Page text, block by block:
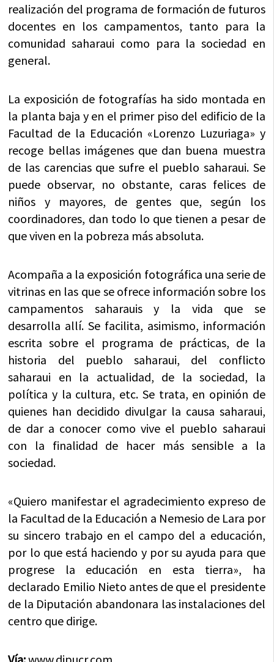
realización del programa de formación de futuros
docentes en los campamentos, tanto para la
comunidad saharaui como para la sociedad en
general.
La exposición de fotografías ha sido montada en
la planta baja y en el primer piso del edificio de la
Facultad de la Educación «Lorenzo Luzuriaga» y
recoge bellas imágenes que dan buena muestra
de las carencias que sufre el pueblo saharaui. Se
puede observar, no obstante, caras felices de
niños y mayores, de gentes que, según los
coordinadores, dan todo lo que tienen a pesar de
que viven en la pobreza más absoluta.
Acompaña a la exposición fotográfica una serie de
vitrinas en las que se ofrece información sobre los
campamentos saharauis y la vida que se
desarrolla allí. Se facilita, asimismo, información
escrita sobre el programa de prácticas, de la
historia del pueblo saharaui, del conflicto
saharaui en la actualidad, de la sociedad, la
política y la cultura, etc. Se trata, en opinión de
quienes han decidido divulgar la causa saharaui,
de dar a conocer como vive el pueblo saharaui
con la finalidad de hacer más sensible a la
sociedad.
«Quiero manifestar el agradecimiento expreso de
la Facultad de la Educación a Nemesio de Lara por
su sincero trabajo en el campo del a educación,
por lo que está haciendo y por su ayuda para que
progrese la educación en esta tierra», ha
declarado Emilio Nieto antes de que el presidente
de la Diputación abandonara las instalaciones del
centro que dirige.